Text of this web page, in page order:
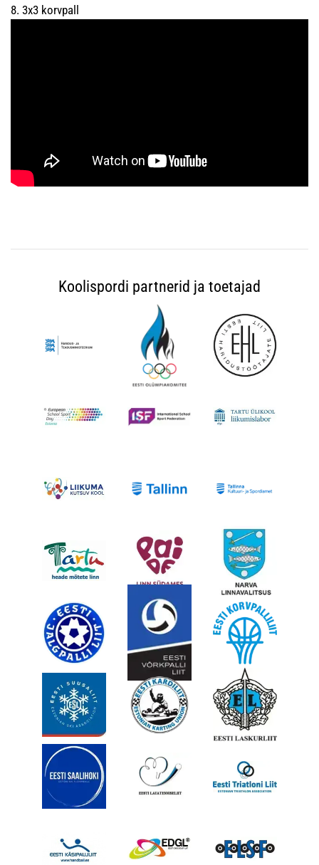
8. 3x3 korvpall
Koolispordi partnerid ja toetajad